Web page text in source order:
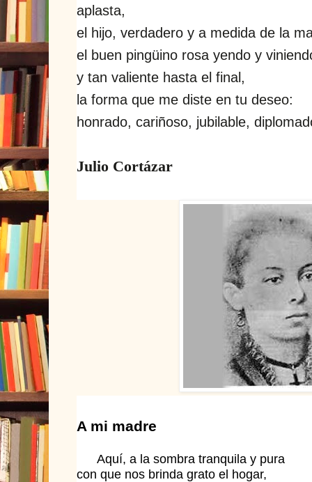
aplasta,
el hijo, verdadero y a medida de la
el buen pingüino rosa yendo y
y tan valiente hasta el final,
la forma que me diste en tu deseo:
honrado, cariñoso, jubilable,
Julio Cortázar
A mi madre
Aquí, a la sombra tranquila y pura
con que nos brinda grato el hogar,